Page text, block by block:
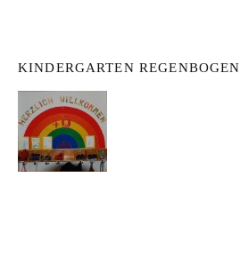
KINDERGARTEN REGENBOGEN